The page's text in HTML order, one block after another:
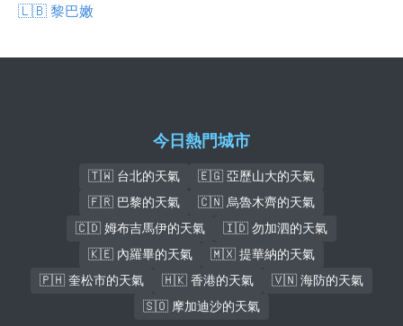
🇱🇧 黎巴嫩
今日熱門城市
🇹🇼 台北的天氣
🇪🇬 亞歷山大的天氣
🇫🇷 巴黎的天氣
🇨🇳 烏魯木齊的天氣
🇨🇩 姆布吉馬伊的天氣
🇮🇩 勿加泗的天氣
🇰🇪 內羅畢的天氣
🇲🇽 提華納的天氣
🇵🇭 奎松市的天氣
🇭🇰 香港的天氣
🇻🇳 海防的天氣
🇸🇴 摩加迪沙的天氣